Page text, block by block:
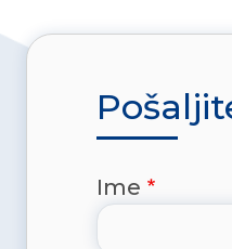
Ime